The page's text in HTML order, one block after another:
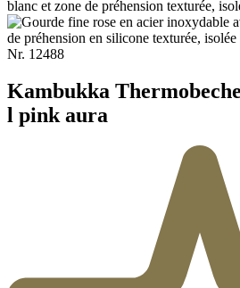
Nr. 12488
Kambukka
l pink aura